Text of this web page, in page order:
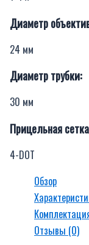
Диаметр
24 мм
Диаметр трубки:
30 мм
Прицельная
4-DOT
Обзор
Отзывы (0)